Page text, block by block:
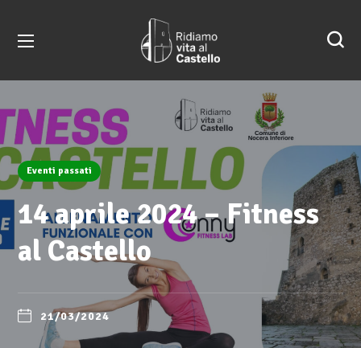
Eventi passati
14 aprile 2024 – Fitness
al Castello
21/03/2024